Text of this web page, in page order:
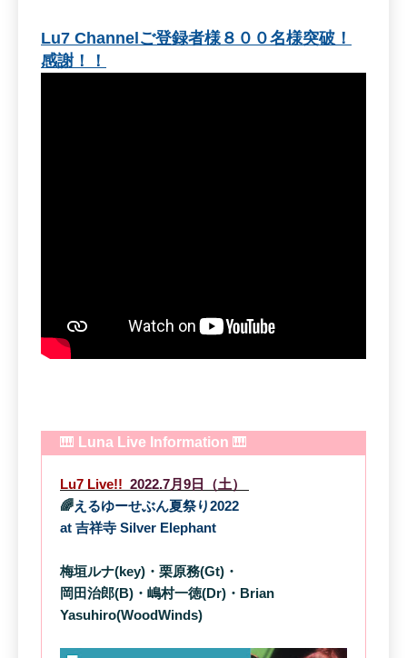
Lu7 Channelご登録者様８００名様突破！
感謝！！
🎹 Luna Live Information 🎹
Lu7 Live!! 2022.7月9日（土）
🌈えるゆーせぶん夏祭り2022
at 吉祥寺 Silver Elephant
梅垣ルナ(key)・栗原務(Gt)・
岡田治郎(B)・嶋村一徳(Dr)・Brian
Yasuhiro(WoodWinds)